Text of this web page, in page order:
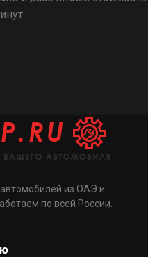
из ОАЭ и
по всей России.